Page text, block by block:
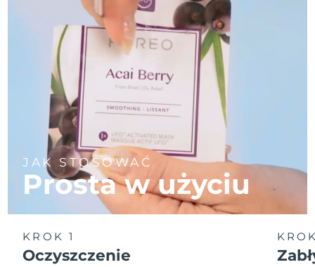
JAK STOSOWAĆ
Prosta w użyciu
KROK 1
Oczyszczenie
Rumunia
Oczekiwany czas dostawy
Rosja
Oczekiwany czas dostawy
Arabia Saudyjska
Oczekiwany czas dostawy
Singapur
Oczekiwany czas dostawy
Oczekiwany czas dostawy
11/8/26
Słowenia
11/8/26